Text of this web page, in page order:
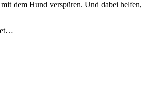
dem Hund verspüren. Und dabei